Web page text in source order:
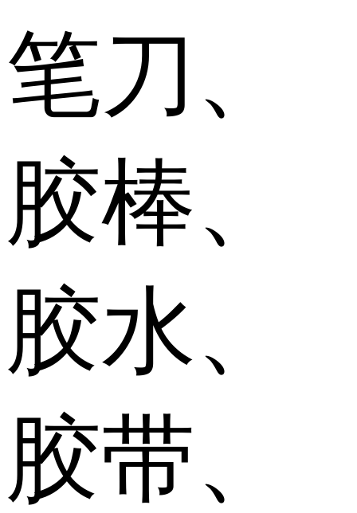
笔刀、
胶棒、
胶水、
胶带、